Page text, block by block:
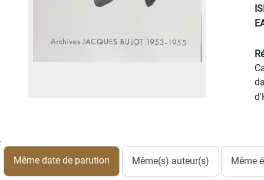
Même date de parution Même(s) auteur(s) Même